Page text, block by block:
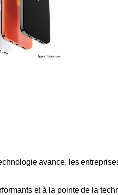
avance, les
et à la pointe de la